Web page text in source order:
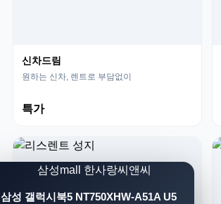
신차드림
원하는 신차, 렌트로 부담없이
특가
삼성 갤럭시북5 NT750XHW-A51A U5